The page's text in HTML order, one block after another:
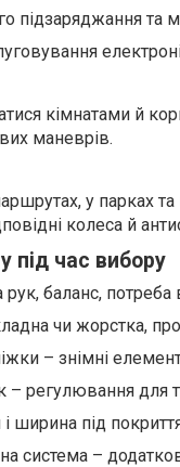
підзаряджання та
кімнатами й
маневрів.
у парках
колеса й
під час вибору
баланс, потреба
чи жорстка,
– знімні
– регулювання для
ширина під
система –